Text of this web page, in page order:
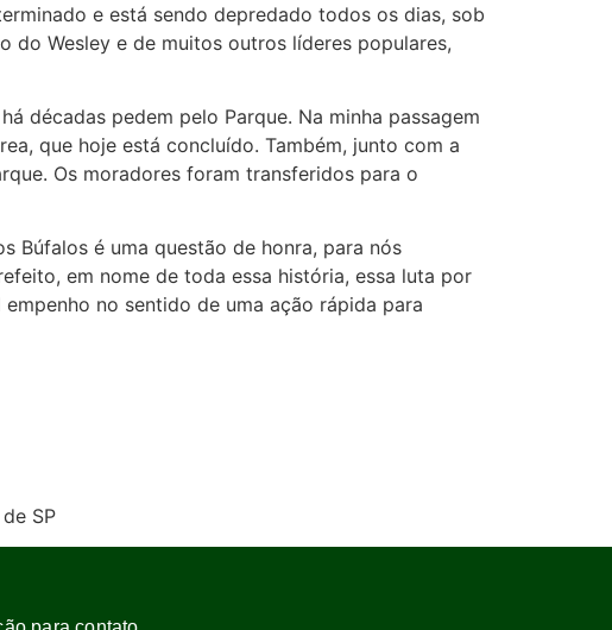
e está sendo depredado todos os dias, sob
Wesley e de muitos outros líderes populares,
décadas pedem pelo Parque. Na minha passagem
que hoje está concluído. Também, junto com a
Os moradores foram transferidos para o
Búfalos é uma questão de honra, para nós
em nome de toda essa história, essa luta por
no sentido de uma ação rápida para
SP